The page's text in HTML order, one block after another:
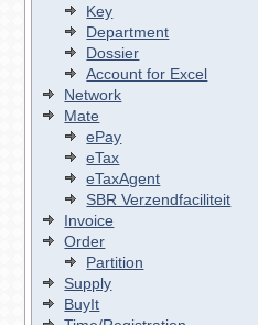
Key
Department
Dossier
Account for Excel
Network
Mate
ePay
eTax
eTaxAgent
SBR Verzendfaciliteit
Invoice
Order
Partition
Supply
BuyIt